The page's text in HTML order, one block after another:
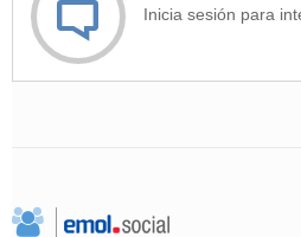
Inicia sesión para